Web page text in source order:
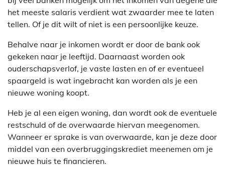
het meeste salaris verdient wat zwaarder mee te laten
tellen. Of je dit wilt of niet is een persoonlijke keuze.
Behalve naar je inkomen wordt er door de bank ook
gekeken naar je leeftijd. Daarnaast worden ook
ouderschapsverlof, je vaste lasten en of er eventueel
spaargeld is wat ingebracht kan worden als je een
nieuwe woning koopt.
Heb je al een eigen woning, dan wordt ook de eventuele
restschuld of de overwaarde hiervan meegenomen.
Wanneer er sprake is van overwaarde, kan je deze door
middel van een overbruggingskrediet meenemen om je
nieuwe huis te financieren.